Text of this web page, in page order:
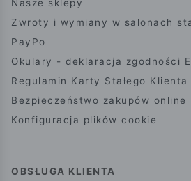
Nasze sklepy
Zwroty i wymiany w salonach
PayPo
Okulary - deklaracja zgodności
Regulamin Karty Stałego Klienta
Bezpieczeństwo zakupów online
Konfiguracja plików cookie
OBSŁUGA KLIENTA